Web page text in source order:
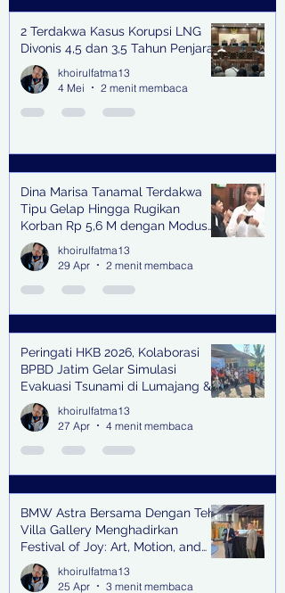
2 Terdakwa Kasus Korupsi LNG
Divonis 4,5 dan 3,5 Tahun Penjara
khoirulfatma13
4 Mei
2 menit membaca
Dina Marisa Tanamal Terdakwa
Tipu Gelap Hingga Rugikan
Korban Rp 5,6 M dengan Modus
Kerja Sama Impor Bodong
khoirulfatma13
29 Apr
2 menit membaca
Peringati HKB 2026, Kolaborasi
BPBD Jatim Gelar Simulasi
Evakuasi Tsunami di Lumajang &
Trenggalek
khoirulfatma13
27 Apr
4 menit membaca
BMW Astra Bersama Dengan Teh
Villa Gallery Menghadirkan
Festival of Joy: Art, Motion, and
Scent
khoirulfatma13
25 Apr
3 menit membaca